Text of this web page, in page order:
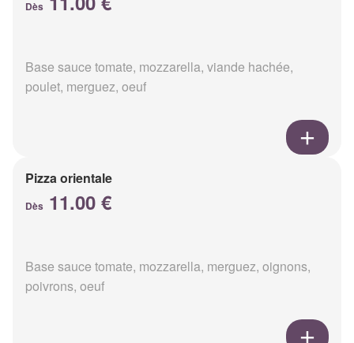
Dès
Base sauce tomate, mozzarella, viande hachée,
poulet, merguez, oeuf
Pizza orientale
Dès 11.00 €
Base sauce tomate, mozzarella, merguez, oignons,
poivrons, oeuf